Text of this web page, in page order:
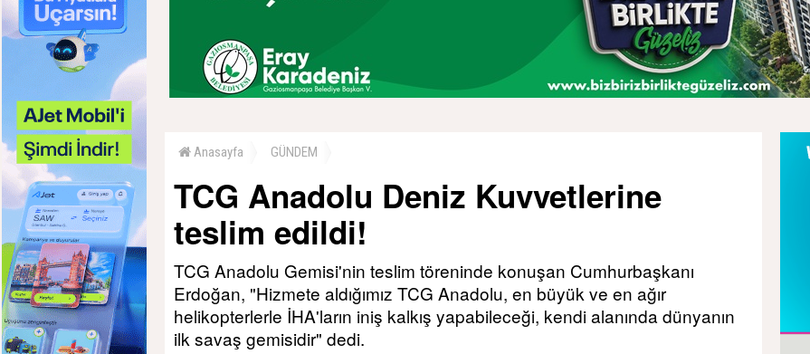
Anasayfa GÜNDEM
TCG Anadolu Deniz Kuvvetlerine
teslim edildi!
TCG Anadolu Gemisi'nin teslim töreninde konuşan Cumhurbaşkanı
Erdoğan, "Hizmete aldığımız TCG Anadolu, en büyük ve en ağır
helikopterlerle İHA'ların iniş kalkış yapabileceği, kendi alanında dünyanın
ilk savaş gemisidir" dedi.